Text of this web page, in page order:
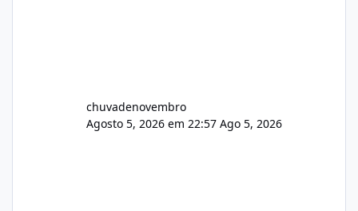
chuvadenovembro
Agosto 5, 2026 em 22:57 Ago 5, 2026